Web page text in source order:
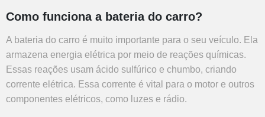
Como funciona a bateria do carro?
A bateria do carro é muito importante para o seu veículo. Ela
armazena energia elétrica por meio de reações químicas.
Essas reações usam ácido sulfúrico e chumbo, criando
corrente elétrica. Essa corrente é vital para o motor e outros
componentes elétricos, como luzes e rádio.